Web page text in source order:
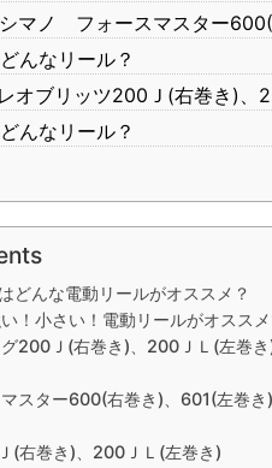
シマノ フォースマスター
どんなリール？
レオブリッツ200Ｊ(右巻き)、
どんなリール？
どんな電動リールがオススメ？
！小さい！電動リールがオススメ
200Ｊ(右巻き)、200ＪＬ(左巻き
スター600(右巻き)、601(左巻き)
(右巻き)、200ＪＬ(左巻き)